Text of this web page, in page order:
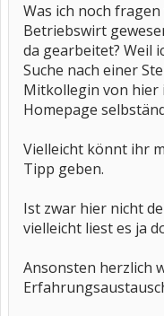
Was ich noch
Betriebswirt
da gearbeitet? Weil
Suche nach einer
Mitkollegin von hier
Homepage
Vielleicht könnt ihr
Tipp geben.
Ist zwar hier nicht
vielleicht liest es ja
Ansonsten herzlich